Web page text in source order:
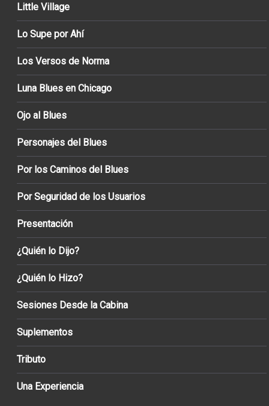
Little Village
Lo Supe por Ahí
Los Versos de Norma
Luna Blues en Chicago
Ojo al Blues
Personajes del Blues
Por los Caminos del Blues
Por Seguridad de los Usuarios
Presentación
¿Quién lo Dijo?
¿Quién lo Hizo?
Sesiones Desde la Cabina
Suplementos
Tributo
Una Experiencia